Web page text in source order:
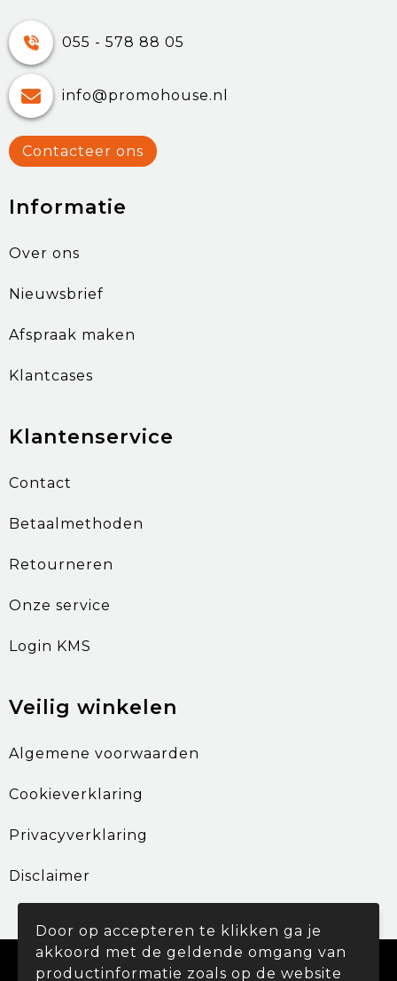
055 - 578 88 05
info@promohouse.nl
Contacteer ons
Informatie
Over ons
Nieuwsbrief
Afspraak maken
Klantcases
Klantenservice
Contact
Betaalmethoden
Retourneren
Onze service
Login KMS
Veilig winkelen
Algemene voorwaarden
Cookieverklaring
Privacyverklaring
Disclaimer
© Copyright Promohouse 2024
Door op accepteren te klikken ga je
akkoord met de geldende omgang van
productinformatie zoals op de website